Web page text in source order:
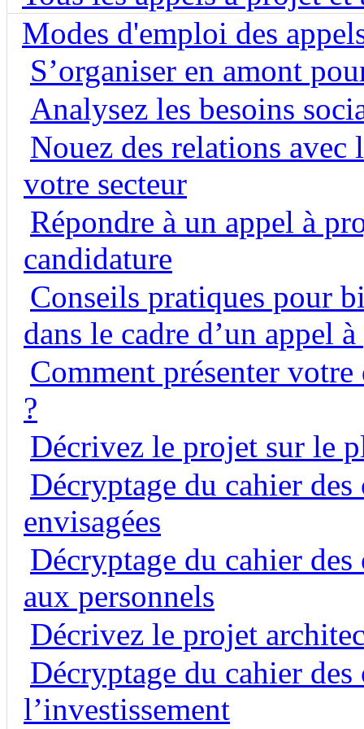
Modes d'emploi des
S’organiser en amont
Analysez les besoins
Nouez des relations avec
votre secteur
Répondre à un appel à
candidature
Conseils pratiques pour
dans le cadre d’un appel
Comment présenter
?
Décrivez le projet sur le
Décryptage du cahier
envisagées
Décryptage du cahier
aux personnels
Décrivez le projet
Décryptage du cahier
l’investissement